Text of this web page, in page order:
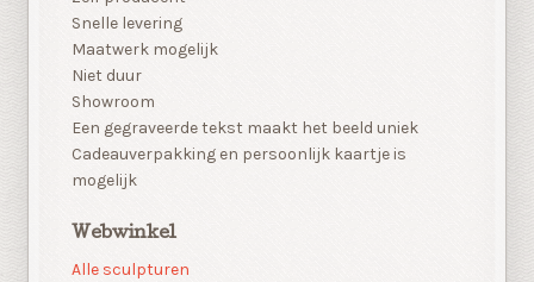
Snelle levering
Maatwerk mogelijk
Niet duur
Showroom
Een gegraveerde tekst maakt het beeld uniek
Cadeauverpakking en persoonlijk kaartje is
mogelijk
Webwinkel
Alle sculpturen